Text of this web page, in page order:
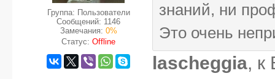
Группа: Пользователи
Сообщений: 1146
Замечания: 0%
Статус: Offline
знаний, ни
Это очень
lascheggia, к